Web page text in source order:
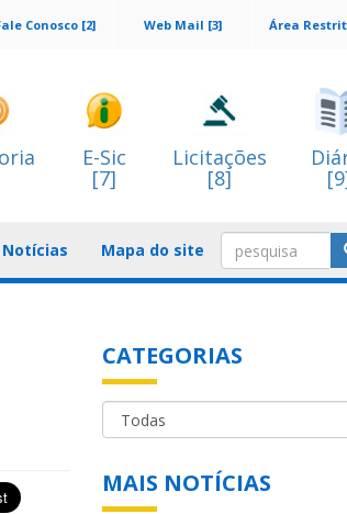
Área
Web Mail [3]
Conosco [2]
E-Sic
[7]
Licitações
[8]
Notícias Mapa do site
CATEGORIAS
MAIS NOTÍCIAS